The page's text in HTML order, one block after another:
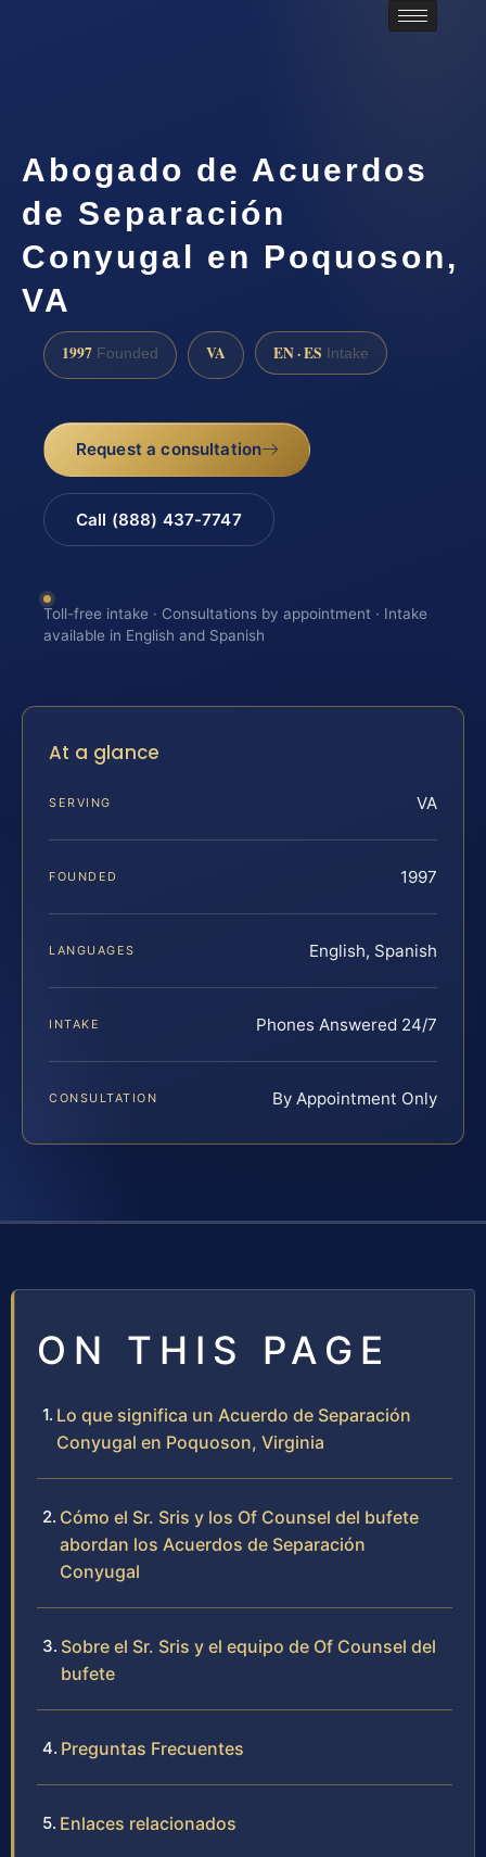
Abogado de Acuerdos
de Separación
Conyugal en Poquoson,
VA
1997 Founded VA EN · ES Intake
Request a consultation
Call (888) 437-7747
Toll-free intake · Consultations by appointment · Intake
available in English and Spanish
At a glance
SERVING VA
FOUNDED 1997
LANGUAGES English, Spanish
INTAKE Phones Answered 24/7
CONSULTATION By Appointment Only
ON THIS PAGE
Lo que significa un Acuerdo de Separación
Conyugal en Poquoson, Virginia
Cómo el Sr. Sris y los Of Counsel del bufete
abordan los Acuerdos de Separación
Conyugal
Sobre el Sr. Sris y el equipo de Of Counsel del
bufete
Preguntas Frecuentes
Enlaces relacionados